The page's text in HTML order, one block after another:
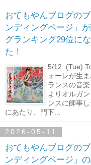
おてもやんブログの
ンディングページ」
グランキング29位に
た！
5/12 (Tue)
ォーレが生
ランスの音
よりオルガ
ンスに師事
にあたり、門下...
2026-05-11
おてもやんブログの
ンディングページ」